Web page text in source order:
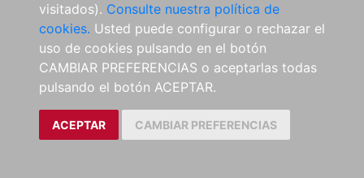
visitados). Consulte nuestra política de
cookies. Usted puede configurar o rechazar el
uso de cookies pulsando en el botón
CAMBIAR PREFERENCIAS o aceptarlas todas
pulsando el botón ACEPTAR.
ACEPTAR CAMBIAR PREFERENCIAS